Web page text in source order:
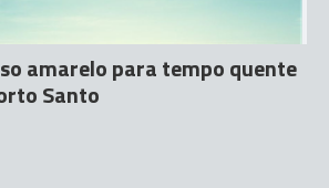
amarelo para tempo quente
Santo